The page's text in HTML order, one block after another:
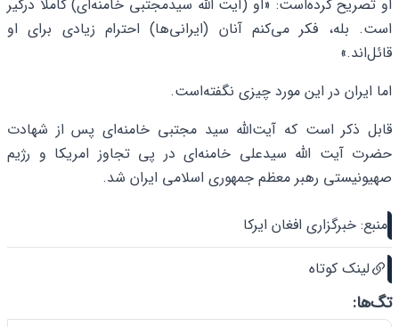
او تصریح کرده‌است: «او (آیت الله سیدمجتبی خامنه‌ای) کاملاً درگیر
است. بله، فکر می‌کنم آنان (ایرانی‌ها) احترام زیادی برای او
قائل‌اند.»
اما ایران در این مورد چیزی نگفته‌است.
قابل ذکر است که آیت‌الله سید مجتبی خامنه‌ای پس از شهادت
حضرت آیت الله سیدعلی خامنه‌ای در پی تجاوز امریکا و رژیم
صهیونیستی رهبر معظم جمهوری اسلامی ایران شد.
منبع: خبرگزاری افغان ایرکا
لینک کوتاه
تگ‌ها: